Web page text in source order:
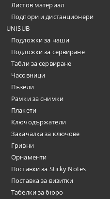
Листов материал
Подпори и дистанционери
UNISUB
Подложки за чаши
Подложки за сервиране
Табли за сервиране
Часовници
Пъзели
Рамки за снимки
Плакети
Ключодържатели
Закачалка за ключове
Гривни
Орнаменти
Поставки за Sticky Notes
Поставка за визитки
Tабелки за бюро